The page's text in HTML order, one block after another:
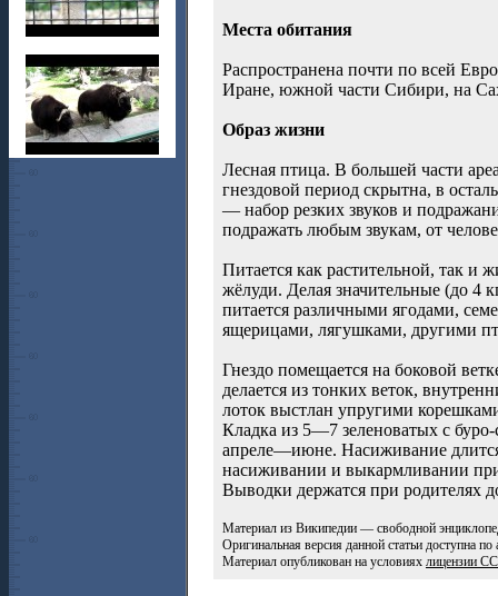
Места обитания
Распространена почти по всей
Иране, южной части Сибири, на
Образ жизни
Лесная птица. В большей части
гнездовой период скрытна, в
— набор резких звуков и
подражать любым звукам, от
Питается как растительной, так
жёлуди. Делая значительные (до 4
питается различными ягодами,
ящерицами, лягушками, другими
Гнездо помещается на боковой
делается из тонких веток,
лоток выстлан упругими
Кладка из 5—7 зеленоватых с
апреле—июне. Насиживание
насиживании и выкармливании
Выводки держатся при родителях
Материал из Википедии — свободной
Оригинальная версия данной статьи доступна по
Материал опубликован на условиях лицензии